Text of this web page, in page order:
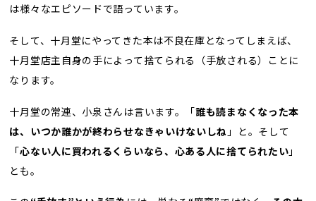
は様々なエピソードで語っています。
そして、十月堂にやってきた本は不良在庫となってしまえば、
十月堂店主自身の手によって捨てられる（手放される）ことに
なります。
十月堂の常連、小泉さんは言います。「誰も読まなくなった本
は、いつか誰かが終わらせなきゃいけないしね 」と。そして
「心ない人に買われるくらいなら、心ある人に捨てられたい 」
とも。